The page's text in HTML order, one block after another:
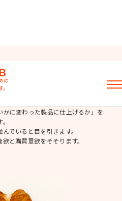
の
ワッサン
かに変わった製品に仕上げるか」を
でいると目を引きます。
と購買意欲をそそります。